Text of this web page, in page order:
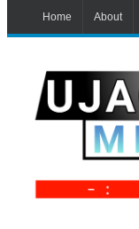
Home About